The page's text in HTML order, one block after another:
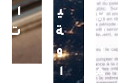
ي
ل
ل
م
ي
ة
و
ا
ا
ت